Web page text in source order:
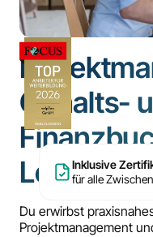
Inklusive
für alle
Gehalts-
Lexware
Du erwirbst
Projektmanagement